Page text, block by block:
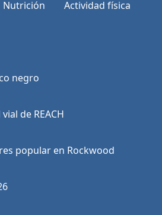
Nutrición Actividad física
negro
de REACH
popular en Rockwood